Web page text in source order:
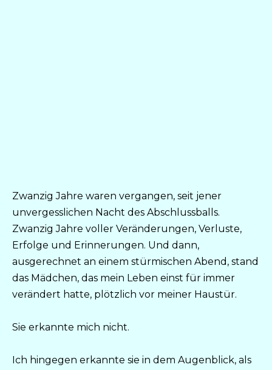
Zwanzig Jahre waren vergangen, seit jener
unvergesslichen Nacht des Abschlussballs.
Zwanzig Jahre voller Veränderungen, Verluste,
Erfolge und Erinnerungen. Und dann,
ausgerechnet an einem stürmischen Abend, stand
das Mädchen, das mein Leben einst für immer
verändert hatte, plötzlich vor meiner Haustür.
Sie erkannte mich nicht.
Ich hingegen erkannte sie in dem Augenblick, als